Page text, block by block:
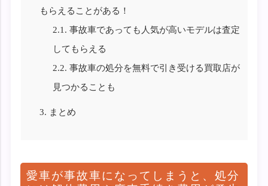
もらえることがある！
2.1. 事故車であっても人気が高いモデルは査定
してもらえる
2.2. 事故車の処分を無料で引き受ける買取店が
見つかることも
3. まとめ
愛車が事故車になってしまうと、処分